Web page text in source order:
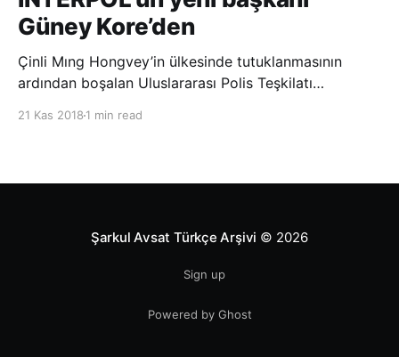
Güney Kore’den
Çinli Mıng Hongvey’in ülkesinde tutuklanmasının
ardından boşalan Uluslararası Polis Teşkilatı
21 Kas 2018 1 min read
Şarkul Avsat Türkçe Arşivi © 2026
Sign up
Powered by Ghost